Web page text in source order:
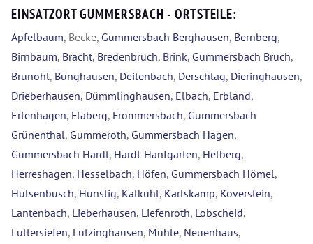
EINSATZORT GUMMERSBACH - ORTSTEILE:
Apfelbaum, Becke, Gummersbach Berghausen, Bernberg,
Birnbaum, Bracht, Bredenbruch, Brink, Gummersbach Bruch,
Brunohl, Bünghausen, Deitenbach, Derschlag, Dieringhausen,
Drieberhausen, Dümmlinghausen, Elbach, Erbland,
Erlenhagen, Flaberg, Frömmersbach, Gummersbach
Grünenthal, Gummeroth, Gummersbach Hagen,
Gummersbach Hardt, Hardt-Hanfgarten, Helberg,
Herreshagen, Hesselbach, Höfen, Gummersbach Hömel,
Hülsenbusch, Hunstig, Kalkuhl, Karlskamp, Koverstein,
Lantenbach, Lieberhausen, Liefenroth, Lobscheid,
Luttersiefen, Lützinghausen, Mühle, Neuenhaus,